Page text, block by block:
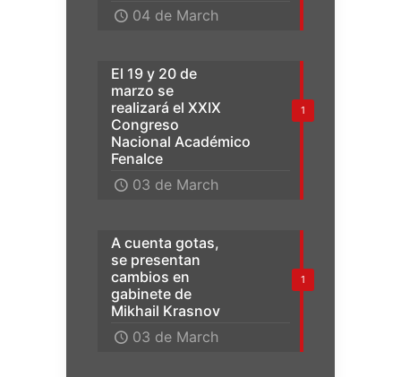
04 de March
1
El 19 y 20 de
marzo se
realizará el XXIX
Congreso
Nacional Académico
Fenalce
03 de March
1
A cuenta gotas,
se presentan
cambios en
gabinete de
Mikhail Krasnov
03 de March